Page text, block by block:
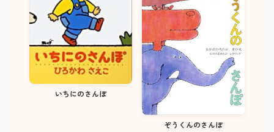
いちにのさんぽ
ぞうくんのさんぽ